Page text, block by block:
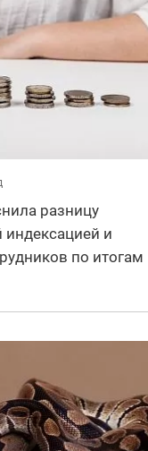
разницу
индексацией и
по итогам